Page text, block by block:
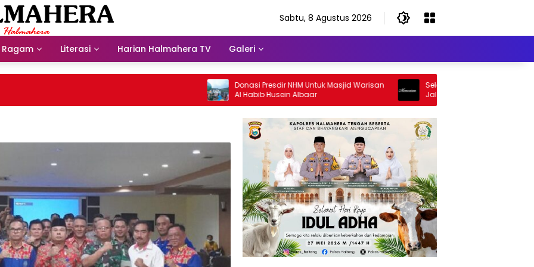
Sabtu, 8 Agustus 2026
Ragam Literasi Harian Halmahera TV Galeri
Donasi Presdir NHM Untuk Masjid Warisan
Al Habib Husein Albaar
Selamat Jalan Sang Inspirator,
Jalan Abangku Yuslam Idris